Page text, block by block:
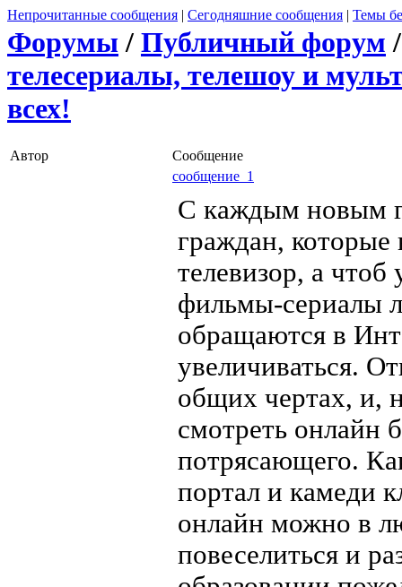
Непрочитанные сообщения | Сегодняшние сообщения | Темы
Форумы/ Публичный форум
телесериалы, телешоу и
всех!
Автор Сообщение
сообщение 1
С каждым новым
граждан,
телевизор, а чтоб
фильмы-сериалы
обращаются в
увеличиваться.
общих чертах, и,
смотреть онлайн
потрясающего.
портал и камеди
онлайн можно в
повеселиться и